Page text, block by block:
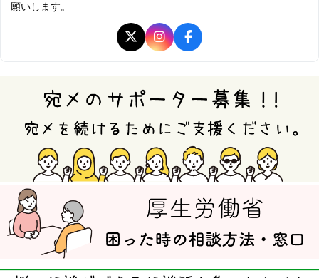
願いします。